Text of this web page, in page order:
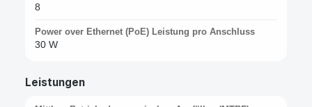
8
Power over Ethernet (PoE) Leistung pro Anschluss
30 W
Leistungen